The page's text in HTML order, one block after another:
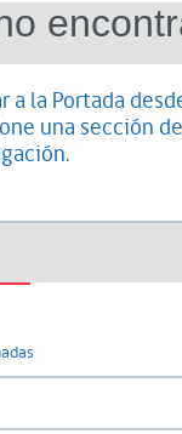
a la Portada
una sección